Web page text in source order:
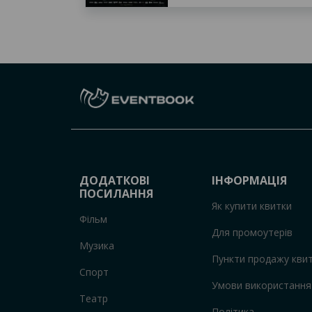
ДОДАТКОВІ
ПОСИЛАННЯ
Фільм
Музика
Спорт
Театр
ІНФОРМАЦІЯ
Як купити квитки
Для промоутерів
Пункти продажу
Умови використання